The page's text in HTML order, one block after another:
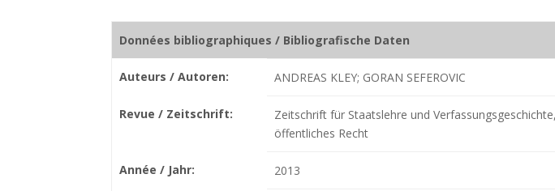
Données bibliographiques / Bibliografische Daten
Auteurs / Autoren: ANDREAS KLEY; GORAN SEFEROVIC
Revue / Zeitschrift:
Zeitschrift für Staatslehre und
öffentliches Recht
Année / Jahr: 2013